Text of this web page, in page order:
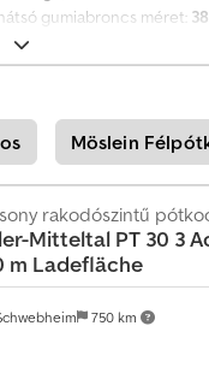
e
i
h
i
r
d
hátsó gumiabroncs méret:
levegős fék
és változások jogában
Möslein
750 km
rakodószintű
Mitteltal PT 30 3
m Ladefläche